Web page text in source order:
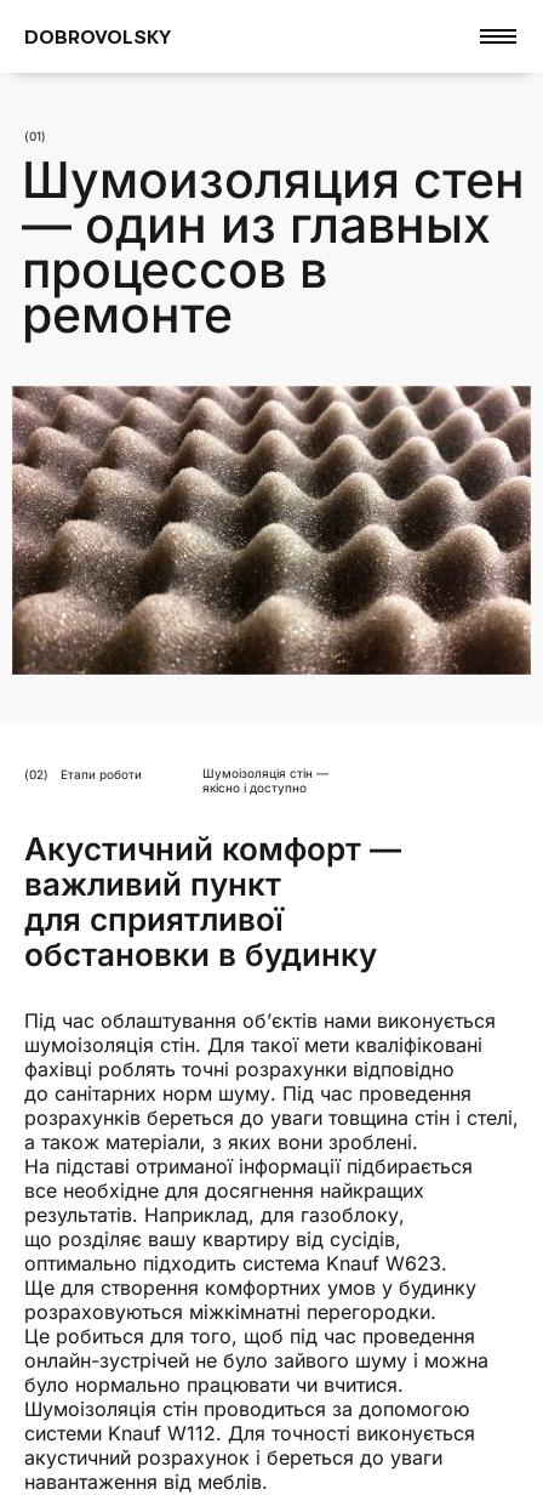
DOBROVOLSKY
(01)
Шумоизоляция стен
— один из главных
процессов в
ремонте
(02) Етапи роботи
Шумоізоляція стін —
якісно і доступно
Акустичний комфорт —
важливий пункт
для сприятливої
обстановки в будинку
Під час облаштування об’єктів нами виконується
шумоізоляція стін. Для такої мети кваліфіковані
фахівці роблять точні розрахунки відповідно
до санітарних норм шуму. Під час проведення
розрахунків береться до уваги товщина стін і стелі,
а також матеріали, з яких вони зроблені.
На підставі отриманої інформації підбирається
все необхідне для досягнення найкращих
результатів. Наприклад, для газоблоку,
що розділяє вашу квартиру від сусідів,
оптимально підходить система Knauf W623.
Ще для створення комфортних умов у будинку
розраховуються міжкімнатні перегородки.
Це робиться для того, щоб під час проведення
онлайн-зустрічей не було зайвого шуму і можна
було нормально працювати чи вчитися.
Шумоізоляція стін проводиться за допомогою
системи Knauf W112. Для точності виконується
акустичний розрахунок і береться до уваги
навантаження від меблів.